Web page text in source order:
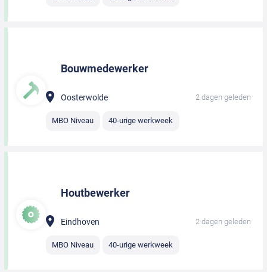
Bouwmedewerker
Oosterwolde 2 dagen geleden
MBO Niveau 40-urige werkweek
Houtbewerker
Eindhoven 2 dagen geleden
MBO Niveau 40-urige werkweek